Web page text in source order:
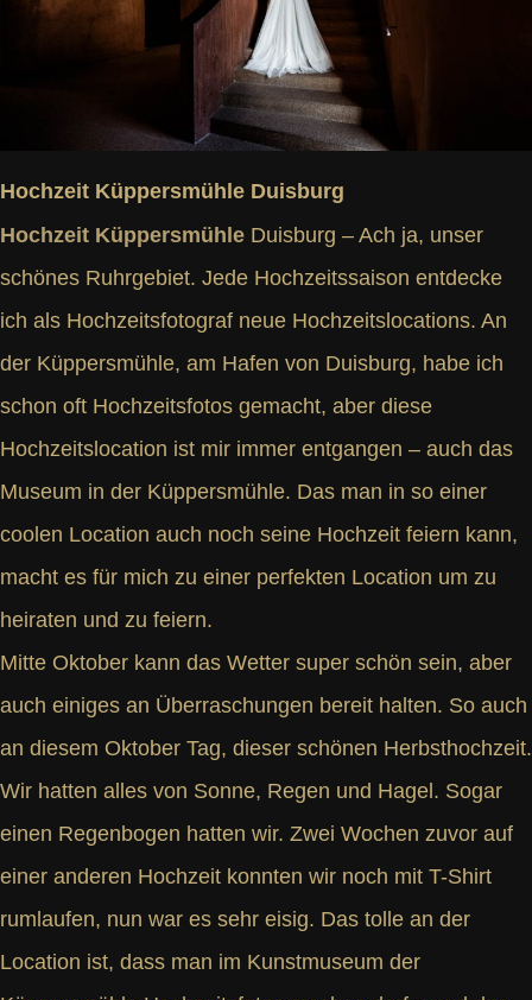
Hochzeit Küppersmühle Duisburg
Hochzeit Küppersmühle Duisburg – Ach ja, unser
schönes Ruhrgebiet. Jede Hochzeitssaison entdecke
ich als Hochzeitsfotograf neue Hochzeitslocations. An
der Küppersmühle, am Hafen von Duisburg, habe ich
schon oft Hochzeitsfotos gemacht, aber diese
Hochzeitslocation ist mir immer entgangen – auch das
Museum in der Küppersmühle. Das man in so einer
coolen Location auch noch seine Hochzeit feiern kann,
macht es für mich zu einer perfekten Location um zu
heiraten und zu feiern.
Mitte Oktober kann das Wetter super schön sein, aber
auch einiges an Überraschungen bereit halten. So auch
an diesem Oktober Tag, dieser schönen Herbsthochzeit.
Wir hatten alles von Sonne, Regen und Hagel. Sogar
einen Regenbogen hatten wir. Zwei Wochen zuvor auf
einer anderen Hochzeit konnten wir noch mit T-Shirt
rumlaufen, nun war es sehr eisig. Das tolle an der
Location ist, dass man im Kunstmuseum der